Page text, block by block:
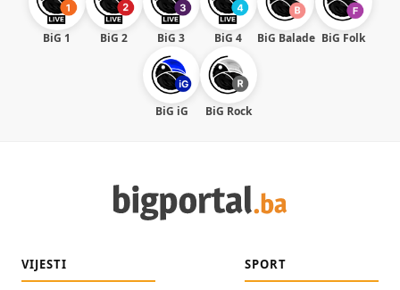
BiG 1 BiG 2 BiG 3 BiG 4 BiG Balade BiG Folk
BiG iG BiG Rock
VIJESTI SPORT